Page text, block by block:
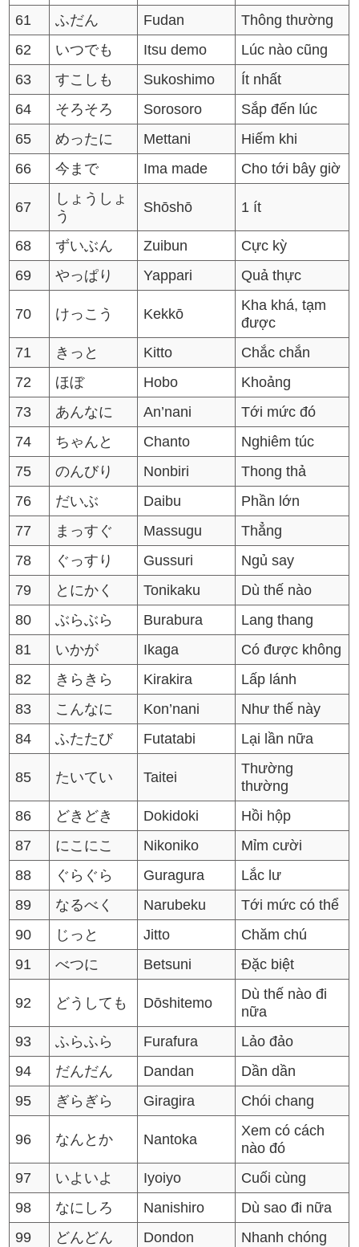
61
ふだん Fudan
Thông thường
62
いつでも Itsu demo
Lúc nào cũng
63
すこしも Sukoshimo
Ít nhất
64
そろそろ Sorosoro
Sắp đến lúc
65
めったに Mettani
Hiếm khi
66
今まで Ima made Cho tới bây giờ
67
しょうしょ
う
Shōshō 1 ít
68 ずいぶん Zuibun
Cực kỳ
69
やっぱり Yappari Quả thực
70 けっこう Kekkō
Kha khá, tạm
được
71
きっと Kitto
Chắc chắn
72
ほぼ Hobo
Khoảng
73
あんなに An’nani
Tới mức đó
74
ちゃんと Chanto
Nghiêm túc
75
のんびり Nonbiri
Thong thả
76
だいぶ Daibu
Phần lớn
77
まっすぐ Massugu
Thẳng
78
ぐっすり Gussuri
Ngủ say
79
とにかく Tonikaku
Dù thế nào
80
ぶらぶら Burabura
Lang thang
81
いかが Ikaga
Có được không
82
きらきら Kirakira
Lấp lánh
83
こんなに Kon’nani
Như thế này
84
ふたたび Futatabi Lại lần nữa
85 たいてい Taitei
Thường
thường
86
どきどき Dokidoki
Hồi hộp
87
にこにこ Nikoniko
Mỉm cười
88
ぐらぐら Guragura
Lắc lư
89
なるべく Narubeku
Tới mức có thể
90
じっと Jitto
Chăm chú
91
べつに Betsuni Đặc biệt
92 どうしても Dōshitemo
Dù thế nào đi
nữa
93
ふらふら Furafura
Lảo đảo
94
だんだん Dandan
Dần dần
95
ぎらぎら Giragira Chói chang
96 なんとか Nantoka
Xem có cách
nào đó
97
いよいよ Iyoiyo
Cuối cùng
98
なにしろ Nanishiro
Dù sao đi nữa
99
どんどん Dondon
Nhanh chóng